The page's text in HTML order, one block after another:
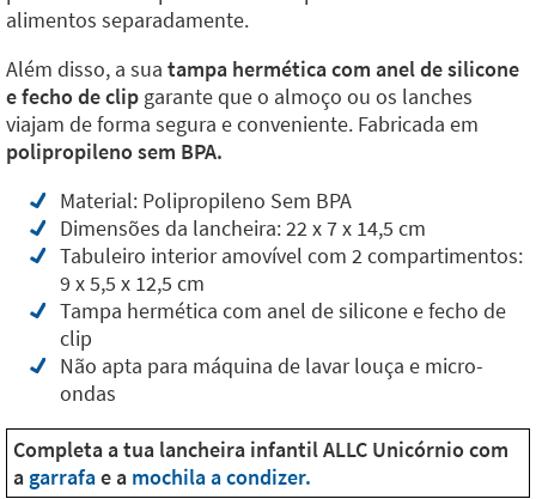
alimentos separadamente.
Além disso, a sua tampa hermética com anel de silicone
e fecho de clip garante que o almoço ou os lanches
viajam de forma segura e conveniente. Fabricada em
polipropileno sem BPA.
Material: Polipropileno Sem BPA
Dimensões da lancheira: 22 x 7 x 14,5 cm
Tabuleiro interior amovível com 2 compartimentos:
9 x 5,5 x 12,5 cm
Tampa hermética com anel de silicone e fecho de
clip
Não apta para máquina de lavar louça e micro-
ondas
Completa a tua lancheira infantil ALLC Unicórnio com
a garrafae a mochila a condizer.